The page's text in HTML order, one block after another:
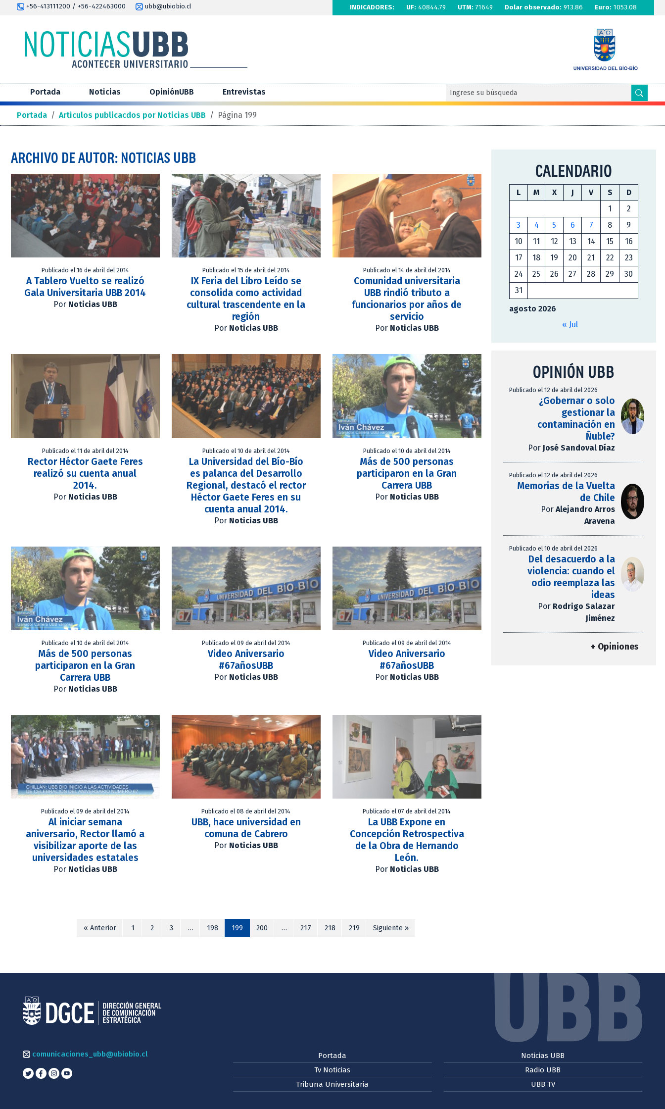
+56-413111200 / +56-422463000 ubb@ubiobio.cl INDICADORES: UF: 40844.79 UTM: 71649 Dolar observado: 913.86 Euro: 1053.08
Portada Noticias OpiniónUBB Entrevistas
Portada / Articulos publicacdos por Noticias UBB / Página 199
ARCHIVO DE AUTOR: NOTICIAS UBB
Publicado el 16 de abril del 2014
A Tablero Vuelto se realizó
Gala Universitaria UBB 2014
Por Noticias UBB
Publicado el 15 de abril del 2014
IX Feria del Libro Leído se
consolida como actividad
cultural trascendente en la
región
Por Noticias UBB
Publicado el 14 de abril del 2014
Comunidad universitaria
UBB rindió tributo a
funcionarios por años de
servicio
Por Noticias UBB
Publicado el 11 de abril del 2014
Rector Héctor Gaete Feres
realizó su cuenta anual
2014.
Por Noticias UBB
Publicado el 10 de abril del 2014
La Universidad del Bío-Bío
es palanca del Desarrollo
Regional, destacó el rector
Héctor Gaete Feres en su
cuenta anual 2014.
Por Noticias UBB
Publicado el 10 de abril del 2014
Más de 500 personas
participaron en la Gran
Carrera UBB
Por Noticias UBB
Publicado el 10 de abril del 2014
Más de 500 personas
participaron en la Gran
Carrera UBB
Por Noticias UBB
Publicado el 09 de abril del 2014
Video Aniversario
#67añosUBB
Por Noticias UBB
Publicado el 09 de abril del 2014
Video Aniversario
#67añosUBB
Por Noticias UBB
Publicado el 09 de abril del 2014
Al iniciar semana
aniversario, Rector llamó a
visibilizar aporte de las
universidades estatales
Por Noticias UBB
Publicado el 08 de abril del 2014
UBB, hace universidad en
comuna de Cabrero
Por Noticias UBB
Publicado el 07 de abril del 2014
La UBB Expone en
Concepción Retrospectiva
de la Obra de Hernando
León.
Por Noticias UBB
« Anterior 1 2 3 … 198 199 200 … 217 218 219 Siguiente »
CALENDARIO
agosto 2026
L M X J V S
D
1
2
3
4 5 6 7 8
9
10
11 12 13 14 15
16
17
18 19 20 21 22
23
24
25 26 27 28 29
30
31
« Jul
OPINIÓN UBB
Publicado el 12 de abril del 2026
¿Gobernar o solo
gestionar la
contaminación en
Ñuble?
Por José Sandoval Díaz
Publicado el 12 de abril del 2026
Memorias de la Vuelta
de Chile
Por Alejandro Arros
Aravena
Publicado el 10 de abril del 2026
Del desacuerdo a la
violencia: cuando el
odio reemplaza las
ideas
Por Rodrigo Salazar
Jiménez
+ Opiniones
comunicaciones_ubb@ubiobio.cl
Portada
Tv Noticias
Tribuna Universitaria
Noticias UBB
Radio UBB
UBB TV